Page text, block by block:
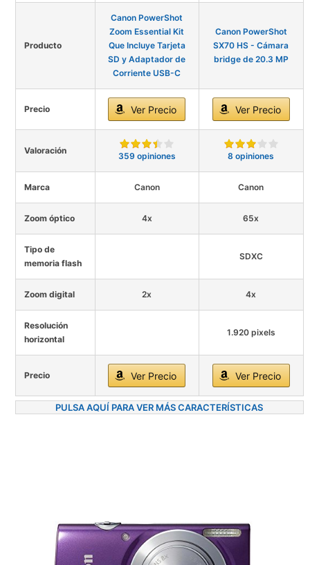
Producto
Canon PowerShot
Zoom Essential Kit
Que Incluye Tarjeta
SD y Adaptador de
Corriente USB-C
Canon PowerShot
SX70 HS - Cámara
bridge de 20.3 MP
Precio Ver Precio Ver Precio
Valoración
359 opiniones 8 opiniones
Marca Canon Canon
Zoom óptico 4x 65x
Tipo de
memoria flash
SDXC
Zoom digital 2x 4x
Resolución
horizontal
1.920 pixels
Precio Ver Precio Ver Precio
PULSA AQUÍ PARA VER MÁS CARACTERÍSTICAS